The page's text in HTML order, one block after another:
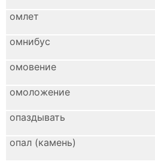
омлет
омнибус
омовение
омоложение
опаздывать
опал (камень)